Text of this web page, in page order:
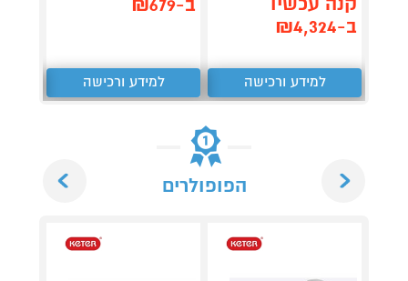
ב-₪4,324
למידע ורכישה למידע ורכישה
הפופולרים